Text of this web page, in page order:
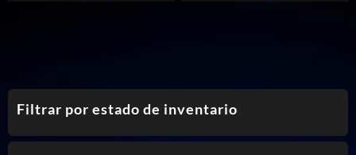
Filtrar por estado de inventario